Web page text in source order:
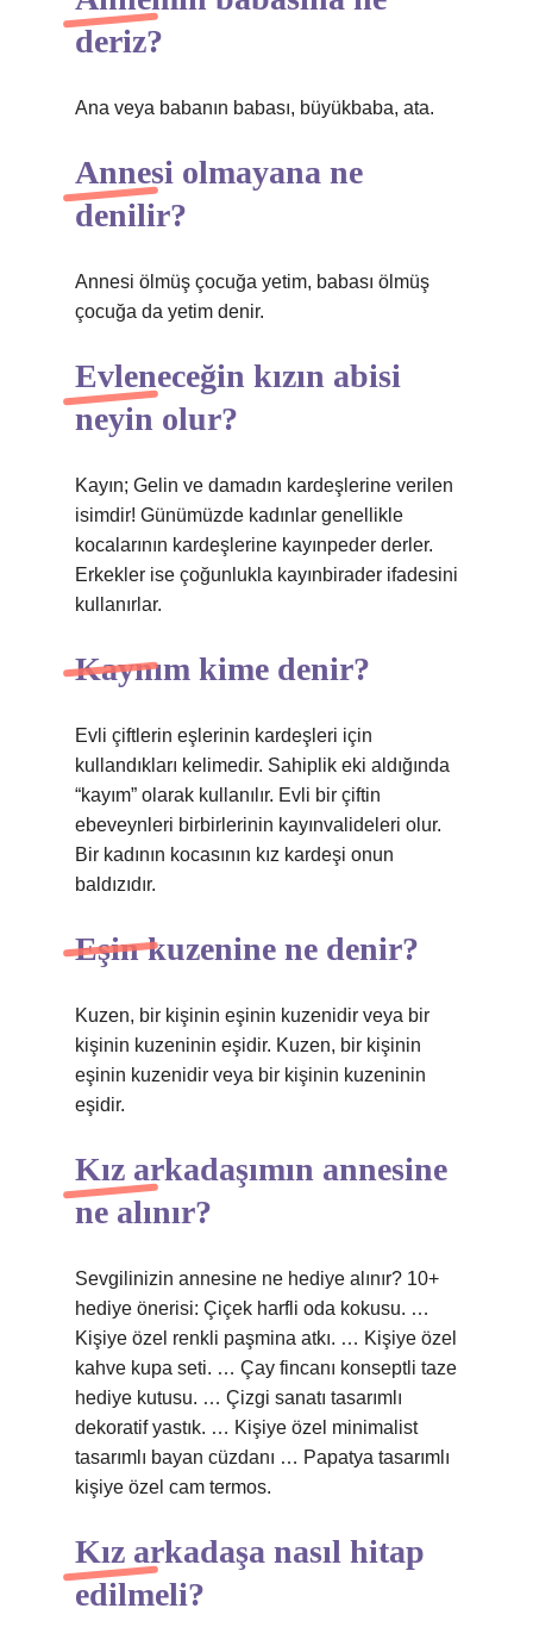
deriz?
Ana veya babanın babası, büyükbaba, ata.
Annesi olmayana ne
denilir?
Annesi ölmüş çocuğa yetim, babası ölmüş
çocuğa da yetim denir.
Evleneceğin kızın abisi
neyin olur?
Kayın; Gelin ve damadın kardeşlerine verilen
isimdir! Günümüzde kadınlar genellikle
kocalarının kardeşlerine kayınpeder derler.
Erkekler ise çoğunlukla kayınbirader ifadesini
kullanırlar.
Kaynım kime denir?
Evli çiftlerin eşlerinin kardeşleri için
kullandıkları kelimedir. Sahiplik eki aldığında
“kayım” olarak kullanılır. Evli bir çiftin
ebeveynleri birbirlerinin kayınvalideleri olur.
Bir kadının kocasının kız kardeşi onun
baldızıdır.
Eşin kuzenine ne denir?
Kuzen, bir kişinin eşinin kuzenidir veya bir
kişinin kuzeninin eşidir. Kuzen, bir kişinin
eşinin kuzenidir veya bir kişinin kuzeninin
eşidir.
Kız arkadaşımın annesine
ne alınır?
Sevgilinizin annesine ne hediye alınır? 10+
hediye önerisi: Çiçek harfli oda kokusu. …
Kişiye özel renkli paşmina atkı. … Kişiye özel
kahve kupa seti. … Çay fincanı konseptli taze
hediye kutusu. … Çizgi sanatı tasarımlı
dekoratif yastık. … Kişiye özel minimalist
tasarımlı bayan cüzdanı … Papatya tasarımlı
kişiye özel cam termos.
Kız arkadaşa nasıl hitap
edilmeli?